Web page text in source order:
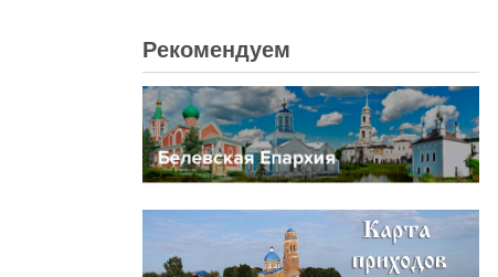
Рекомендуем